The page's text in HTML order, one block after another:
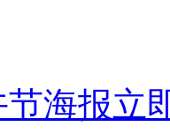
节海报立